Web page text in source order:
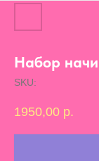
Набор
SKU:
1950,00 р.